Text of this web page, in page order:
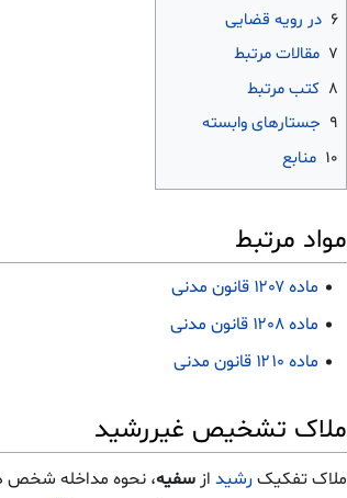
۶ در رویه قضایی
۷ مقالات مرتبط
۸ کتب مرتبط
۹ جستارهای وابسته
۱۰ منابع
مواد مرتبط
ماده ۱۲۰۷ قانون مدنی
ماده ۱۲۰۸ قانون مدنی
ماده ۱۲۱۰ قانون مدنی
ملاک تشخیص غیررشید
ملاک تفکیکرشید ازسفیه، نحوه مداخله شخص